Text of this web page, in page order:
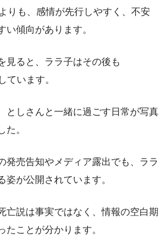
りも、感情が先行しやすく、不安
い傾向があります。
見ると、ララ子はその後も
ています。
としさんと一緒に過ごす日常が写真
た。
発売告知やメディア露出でも、ララ
姿が公開されています。
亡説は事実ではなく、情報の空白期
たことが分かります。